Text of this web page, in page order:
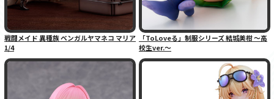
戦闘メイド 異種族 ベンガルヤマネコ マリア
1/4
「ToLoveる」制服シリーズ 結城美柑 〜高
校生ver.〜